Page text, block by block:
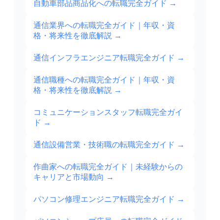
自動車部品商品化への転職完全ガイド →
通信業界への転職完全ガイド｜年収・資
格・将来性を徹底解説 →
通信インフラエンジニア転職完全ガイド →
通信職種への転職完全ガイド｜年収・資
格・将来性を徹底解説 →
コミュニケーションスタッフ転職完全ガイ
ド →
通信設備営業・技術職の転職完全ガイド →
作曲家への転職完全ガイド｜未経験からの
キャリアと市場動向 →
パソコン修理エンジニア転職完全ガイド →